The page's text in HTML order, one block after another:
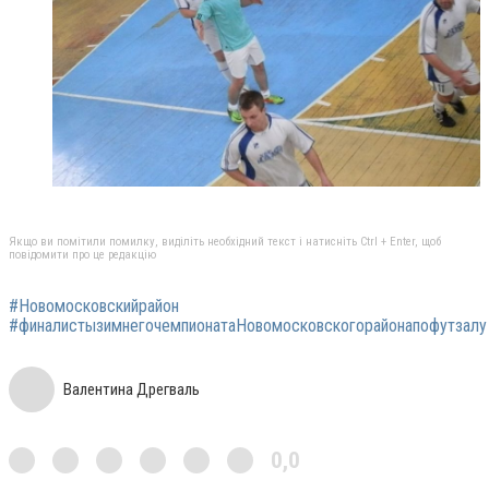
Якщо ви помітили помилку, виділіть необхідний текст і натисніть Ctrl + Enter, щоб
повідомити про це редакцію
#Новомосковскийрайон
#финалистызимнегочемпионатаНовомосковскогорайонапофутзалу
Валентина Дрегваль
0,0